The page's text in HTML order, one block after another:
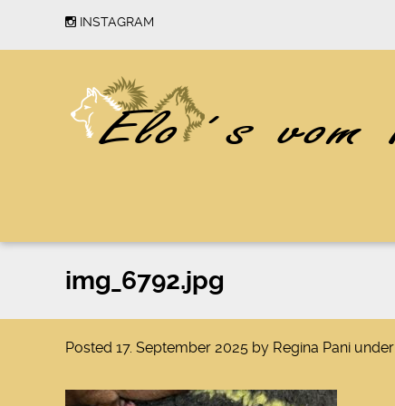
INSTAGRAM
img_6792.jpg
Posted 17. September 2025 by Regina Pani under